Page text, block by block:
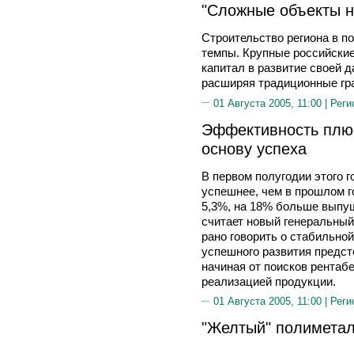
"Сложные объекты
Строительство региона в
темпы. Крупные
капитал в развитие своей
расширяя традиционные
01 Августа 2005, 11:00 |
Эффективность
основу успеха
В первом полугодии
успешнее, чем в прошлом
5,3%, на 18% больше
считает новый
рано говорить о
успешного развития
начиная от поисков
реализацией продукции.
01 Августа 2005, 11:00 |
"Желтый"